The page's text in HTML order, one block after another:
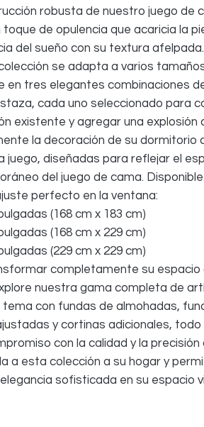
robusta de nuestro juego de
toque de opulencia que acaricia la
del sueño con su textura afelpada.
se adapta a varios
en tres elegantes combinaciones
cada uno seleccionado para
existente y agregar una explosión
la decoración de su dormitorio
juego, diseñadas para reflejar el
del juego de cama.
perfecto en la ventana:
(168 cm x 183 cm)
(168 cm x 229 cm)
(229 cm x 229 cm)
completamente su espacio
nuestra gama completa de
tema con fundas de almohadas,
y cortinas adicionales, todo
con la calidad y la precisión
a esta colección a su hogar y
sofisticada en su espacio